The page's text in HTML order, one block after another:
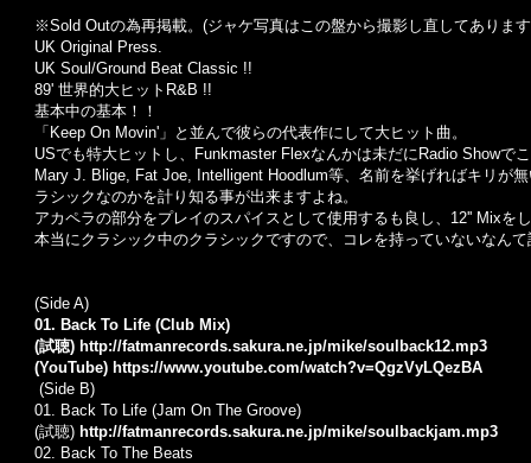
※Sold Outの為再掲載。 (ジャケ写真はこの盤から撮影し直してありま
UK Original Press.
UK Soul/Ground Beat Classic !!
89' 世界的大ヒットR&B !!
基本中の基本！！
「Keep On Movin'」と並んで彼らの代表作にして大ヒット曲。
USでも特大ヒットし、Funkmaster Flexなんかは未だにRadio Showで
Mary J. Blige, Fat Joe, Intelligent Hoodlum等、名前を挙げればキリが
ラシックなのかを計り知る事が出来ますよね。
アカペラの部分をプレイのスパイスとして使用するも良し、12'' Mixを
本当にクラシック中のクラシックですので、コレを持っていないなん
(Side A)
01. Back To Life (Club Mix)
(試聴) http://fatmanrecords.sakura.ne.jp/mike/soulback12.mp3
(YouTube) https://www.youtube.com/watch?v=QgzVyLQezBA
(Side B)
01. Back To Life (Jam On The Groove)
(試聴) http://fatmanrecords.sakura.ne.jp/mike/soulbackjam.mp3
02. Back To The Beats